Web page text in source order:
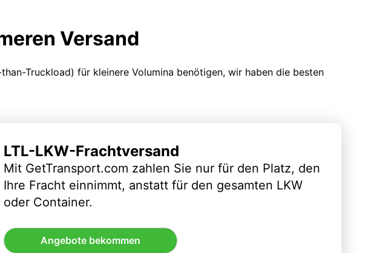
Versand
Truckload) für kleinere Volumina benötigen, wir haben die besten
LTL-LKW-Frachtversand
Mit GetTransport.com zahlen Sie nur für den Platz, den
Ihre Fracht einnimmt, anstatt für den gesamten LKW
oder Container.
Angebote bekommen